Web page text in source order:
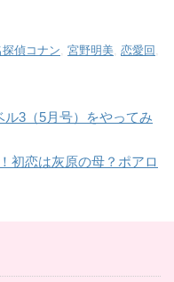
探偵コナン, 宮野明美, 恋愛回 ,
ル3（5月号）をやってみ
初恋は灰原の母？ポアロ